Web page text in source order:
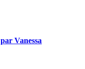
Vanessa